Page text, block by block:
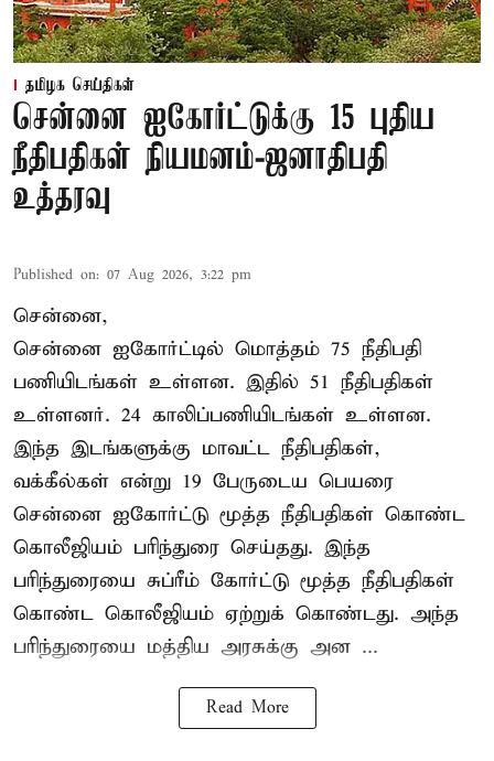
தமிழக செய்திகள்
சென்னை ஐகோர்ட்டுக்கு 15 புதிய
நீதிபதிகள் நியமனம்-ஜனாதிபதி
உத்தரவு
Published on: 07 Aug 2026, 3:22 pm
சென்னை,
சென்னை ஐகோர்ட்டில் மொத்தம் 75 நீதிபதி
பணியிடங்கள் உள்ளன. இதில் 51 நீதிபதிகள்
உள்ளனர். 24 காலிப்பணியிடங்கள் உள்ளன.
இந்த இடங்களுக்கு மாவட்ட நீதிபதிகள்,
வக்கீல்கள் என்று 19 பேருடைய பெயரை
சென்னை ஐகோர்ட்டு மூத்த நீதிபதிகள் கொண்ட
கொலீஜியம் பரிந்துரை செய்தது. இந்த
பரிந்துரையை சுப்ரீம் கோர்ட்டு மூத்த நீதிபதிகள்
கொண்ட கொலீஜியம் ஏற்றுக் கொண்டது. அந்த
பரிந்துரையை மத்திய அரசுக்கு அன ...
Read More